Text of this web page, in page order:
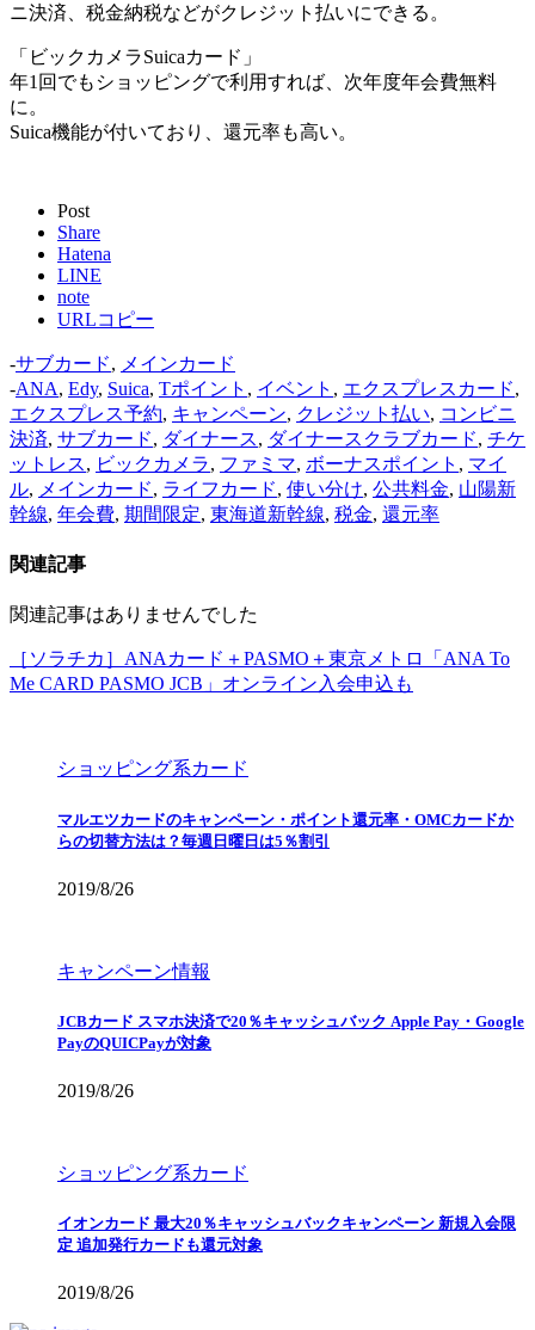
ニ決済、税金納税などがクレジット払いにできる。
「ビックカメラSuicaカード」
年1回でもショッピングで利用すれば、次年度年会費無料
に。
Suica機能が付いており、還元率も高い。
Post
Share
Hatena
LINE
note
URLコピー
-サブカード, メインカード
-ANA, Edy, Suica, Tポイント , イベント , エクスプレスカード,
エクスプレス予約, キャンペーン, クレジット払い, コンビニ
決済, サブカード, ダイナース, ダイナースクラブカード, チケ
ットレス, ビックカメラ, ファミマ, ボーナスポイント , マイ
ル, メインカード, ライフカード, 使い分け, 公共料金, 山陽新
幹線, 年会費, 期間限定, 東海道新幹線, 税金, 還元率
関連記事
関連記事はありませんでした
［ソラチカ］ANAカード＋PASMO＋東京メトロ「ANA To
Me CARD PASMO JCB」オンライン入会申込も
ショッピング系カード
マルエツカードのキャンペーン・ポイント還元率・OMCカードか
らの切替方法は？毎週日曜日は5％割引
2019/8/26
キャンペーン情報
JCBカード スマホ決済で20％キャッシュバック Apple Pay・Google
PayのQUICPayが対象
2019/8/26
ショッピング系カード
イオンカード 最大20％キャッシュバックキャンペーン 新規入会限
定 追加発行カードも還元対象
2019/8/26